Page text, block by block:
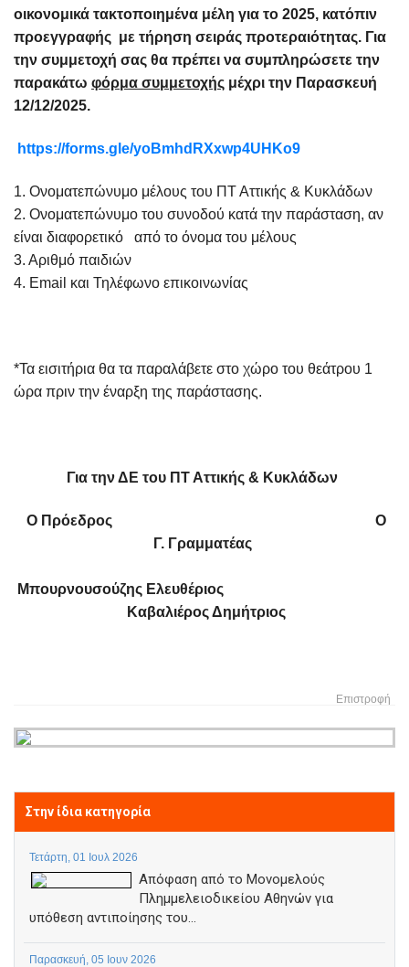
οικονομικά τακτοποιημένα μέλη για το 2025, κατόπιν
προεγγραφής με τήρηση σειράς προτεραιότητας. Για
την συμμετοχή σας θα πρέπει να συμπληρώσετε την
παρακάτω φόρμα συμμετοχής μέχρι την Παρασκευή
12/12/2025.
https://forms.gle/yoBmhdRXxwp4UHKo9
1. Ονοματεπώνυμο μέλους του ΠΤ Αττικής & Κυκλάδων
2. Ονοματεπώνυμο του συνοδού κατά την παράσταση, αν
είναι διαφορετικό από το όνομα του μέλους
3. Αριθμό παιδιών
4. Email και Τηλέφωνο επικοινωνίας
*Τα εισιτήρια θα τα παραλάβετε στο χώρο του θεάτρου 1
ώρα πριν την έναρξη της παράστασης.
Για την ΔΕ του ΠΤ Αττικής & Κυκλάδων
Ο Πρόεδρος Ο
Γ. Γραμματέας
Μπουρνουσούζης Ελευθέριος
Καβαλιέρος Δημήτριος
Επιστροφή
Στην ίδια κατηγορία
Τετάρτη, 01 Ιουλ 2026
Απόφαση από το Μονομελούς
Πλημμελειοδικείου Αθηνών για
υπόθεση αντιποίησης του...
Παρασκευή, 05 Ιουν 2026